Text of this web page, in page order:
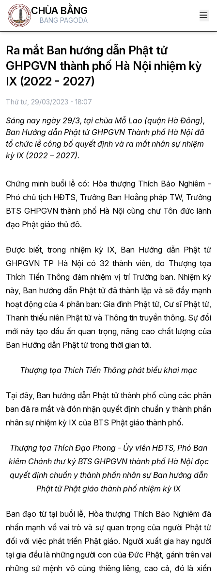
CHÙA BẰNG
BANG PAGODA
Ra mắt Ban hướng dẫn Phật tử
GHPGVN thành phố Hà Nội nhiệm kỳ
IX (2022 - 2027)
Thứ tư, 29/03/2023 - 18:07
Sáng nay ngày 29/3, tại chùa Mỗ Lao (quận Hà Đông),
Ban Hướng dẫn Phật tử GHPGVN Thành phố Hà Nội đã
tổ chức lễ công bố quyết định và ra mắt nhân sự nhiệm
kỳ IX (2022 – 2027).
Chứng minh buổi lễ có: Hòa thượng Thích Bảo Nghiêm -
Phó chủ tịch HĐTS, Trưởng Ban Hoằng pháp TW, Trưởng
BTS GHPGVN thành phố Hà Nội cùng chư Tôn đức lãnh
đạo Phật giáo thủ đô.
Được biết, trong nhiệm kỳ IX, Ban Hướng dẫn Phật tử
GHPGVN TP Hà Nội có 32 thành viên, do Thượng tọa
Thích Tiến Thông đảm nhiệm vị trí Trưởng ban. Nhiệm kỳ
này, Ban hướng dẫn Phật tử đã thành lập và sẽ đẩy mạnh
hoạt động của 4 phân ban: Gia đình Phật tử, Cư sĩ Phật tử,
Thanh thiếu niên Phật tử và Thông tin truyền thông. Sự đổi
mới này tạo dấu ấn quan trọng, nâng cao chất lượng của
Ban Hướng dẫn Phật tử trong thời gian tới.
Thượng tọa Thích Tiến Thông phát biểu khai mạc
Tại đây, Ban hướng dẫn Phật tử thành phố cùng các phân
ban đã ra mắt và đón nhận quyết định chuẩn y thành phần
nhân sự nhiệm kỳ IX của BTS Phật giáo thành phố.
Thượng tọa Thích Đạo Phong - Ủy viên HĐTS, Phó Ban
kiêm Chánh thư ký BTS GHPGVN thành phố Hà Nội đọc
quyết định chuẩn y thành phần nhân sự Ban hướng dẫn
Phật tử Phật giáo thành phố nhiệm kỳ IX
Ban đạo từ tại buổi lễ, Hòa thượng Thích Bảo Nghiêm đã
nhấn mạnh về vai trò và sự quan trọng của người Phật tử
đối với việc phát triển Phật giáo. Người xuất gia hay người
tại gia đều là những người con của Đức Phật, gánh trên vai
những sứ mệnh vô cùng thiêng liêng, cao cả, đó là xiển